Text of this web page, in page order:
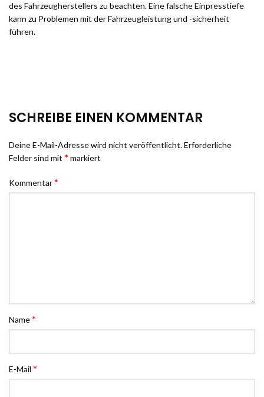
des Fahrzeugherstellers zu beachten. Eine falsche Einpresstiefe
kann zu Problemen mit der Fahrzeugleistung und -sicherheit
führen.
SCHREIBE EINEN KOMMENTAR
Deine E-Mail-Adresse wird nicht veröffentlicht.Erforderliche
Felder sind mit * markiert
Kommentar*
Name*
E-Mail *